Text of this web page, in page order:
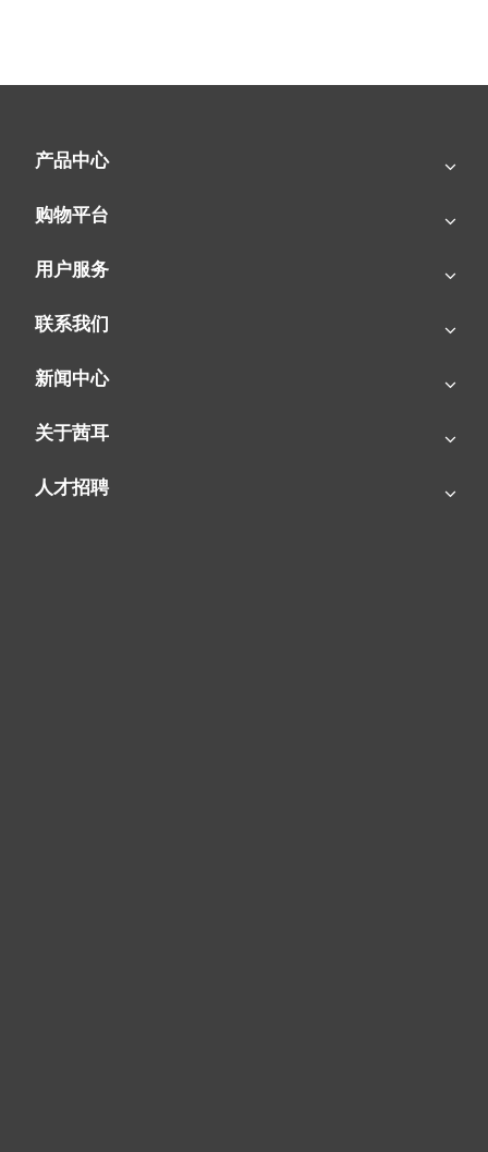
体泄漏，确保养殖安全。此外，其
捷性和安全性。
产品中心
购物平台
用户服务
联系我们
新闻中心
关于茜耳
人才招聘